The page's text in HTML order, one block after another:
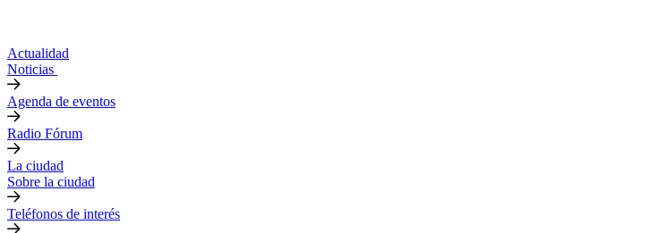
Actualidad
Noticias
Agenda de eventos
Radio Fórum
La ciudad
Sobre la ciudad
Teléfonos de interés